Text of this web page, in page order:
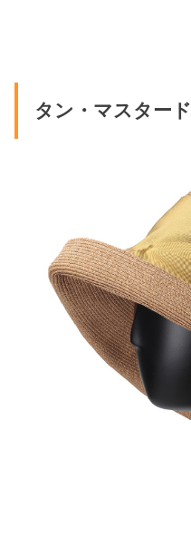
タン・マスタード